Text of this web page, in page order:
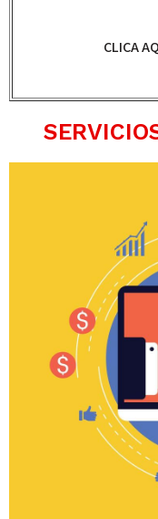
CLICA